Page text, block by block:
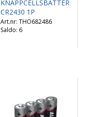
KNAPPCELLSBATTERI
CR2430 1P
THO682486
Saldo: 6